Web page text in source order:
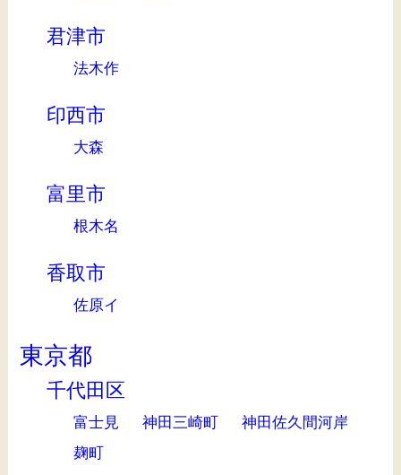
君津市
法木作
印西市
大森
富里市
根木名
香取市
佐原イ
東京都
千代田区
富士見 神田三崎町
神田佐久間河岸
麹町